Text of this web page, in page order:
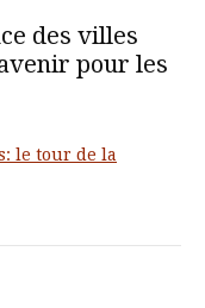
des villes
pour les
le tour de la